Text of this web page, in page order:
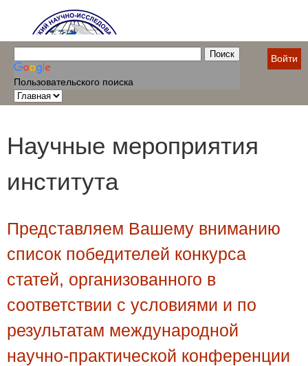
Пользовательского поиска
Войти
Научные мероприятия
института
Представляем Вашему вниманию
список победителей конкурса
статей, организованного в
соответствии с условиями и по
результатам международной
научно-практической конференции